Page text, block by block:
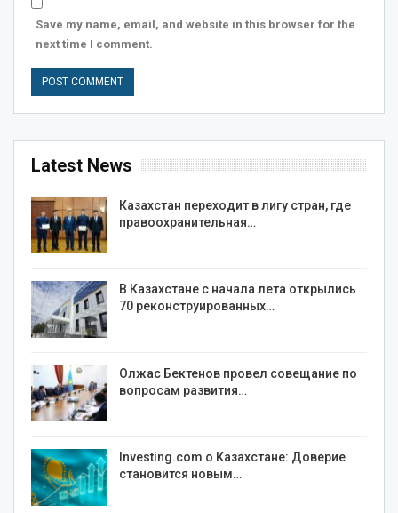
Save my name, email, and website in this browser for the
next time I comment.
Latest News
Казахстан переходит в лигу стран, где
правоохранительная…
В Казахстане с начала лета открылись
70 реконструированных…
Олжас Бектенов провел совещание по
вопросам развития…
Investing.com о Казахстане: Доверие
становится новым…